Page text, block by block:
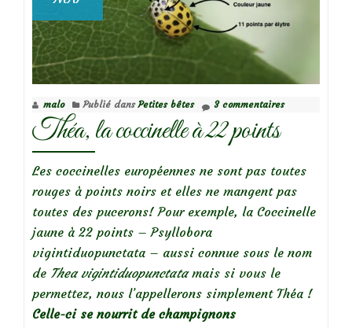
malo Publié dansPetites bêtes 3 commentaires
Théa, la coccinelle à 22 points
Les coccinelles européennes ne sont pas toutes
rouges à points noirs et elles ne mangent pas
toutes des pucerons! Pour exemple, la Coccinelle
jaune à 22 points – Psyllobora
vigintiduopunctata – aussi connue sous le nom
de Thea vigintiduopunctatamais si vous le
permettez, nous l’appellerons simplement Théa !
Celle-ci se nourrit de champignons